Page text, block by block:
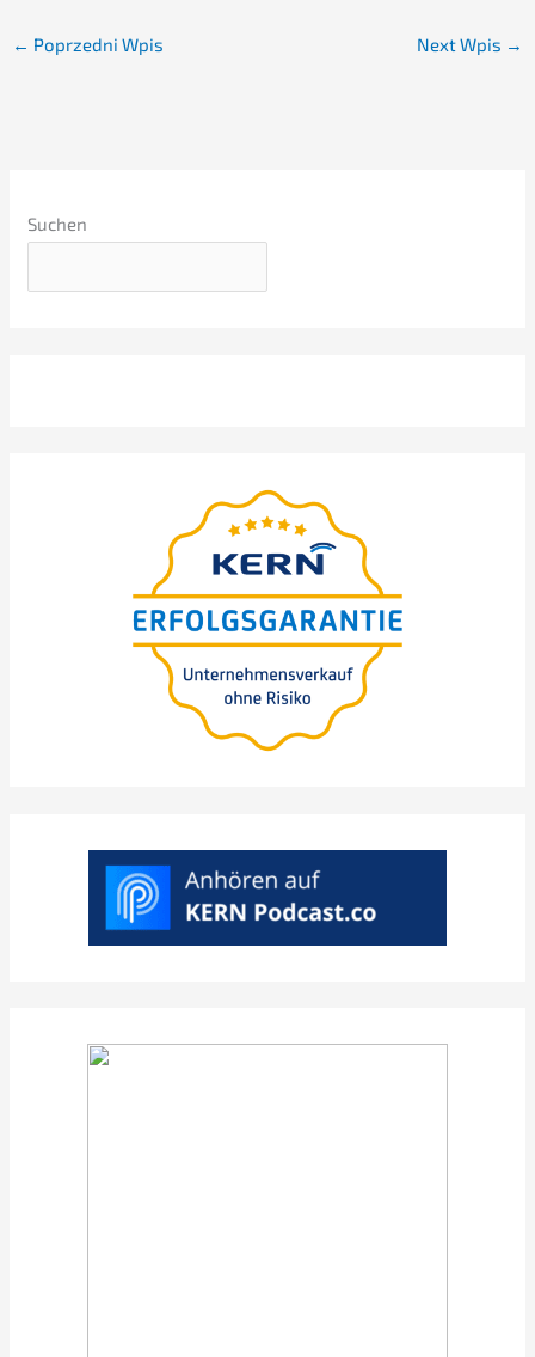
← Poprzedni Wpis Next Wpis →
Suchen
Sprze­daż firmy (M &
ryzyka i utraty wartości
WUNSCHTERMIN AUSWÄHLEN